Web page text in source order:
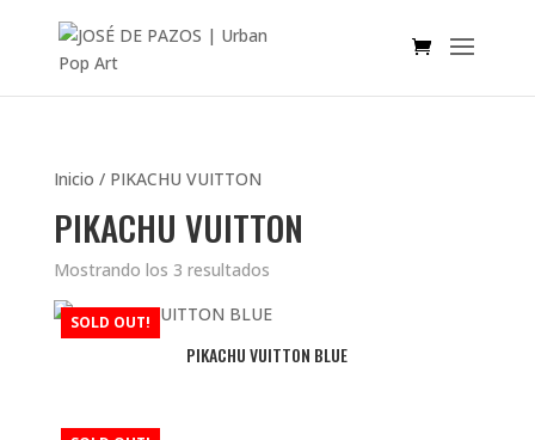
Inicio / PIKACHU VUITTON
PIKACHU VUITTON
Mostrando los 3 resultados
SOLD OUT!
PIKACHU VUITTON BLUE